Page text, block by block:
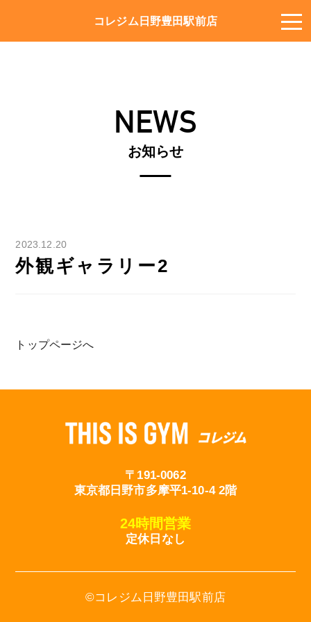
コレジム日野豊田駅前店
NEWS
お知らせ
2023.12.20
外観ギャラリー2
トップページへ
〒191-0062
東京都日野市多摩平1-10-4 2階
24時間営業
定休日なし
©︎コレジム日野豊田駅前店